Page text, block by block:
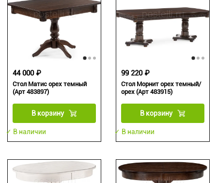
Стол Матис орех темный
(Арт 483897)
44 000 ₽
В корзину
✓ В наличии
Стол Морнит орех темный/
орех (Арт 483915)
99 220 ₽
В корзину
✓ В наличии